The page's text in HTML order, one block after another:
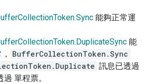
能夠正常運
能
BufferCollectionToken.Sync
訊息已透過
單程票。